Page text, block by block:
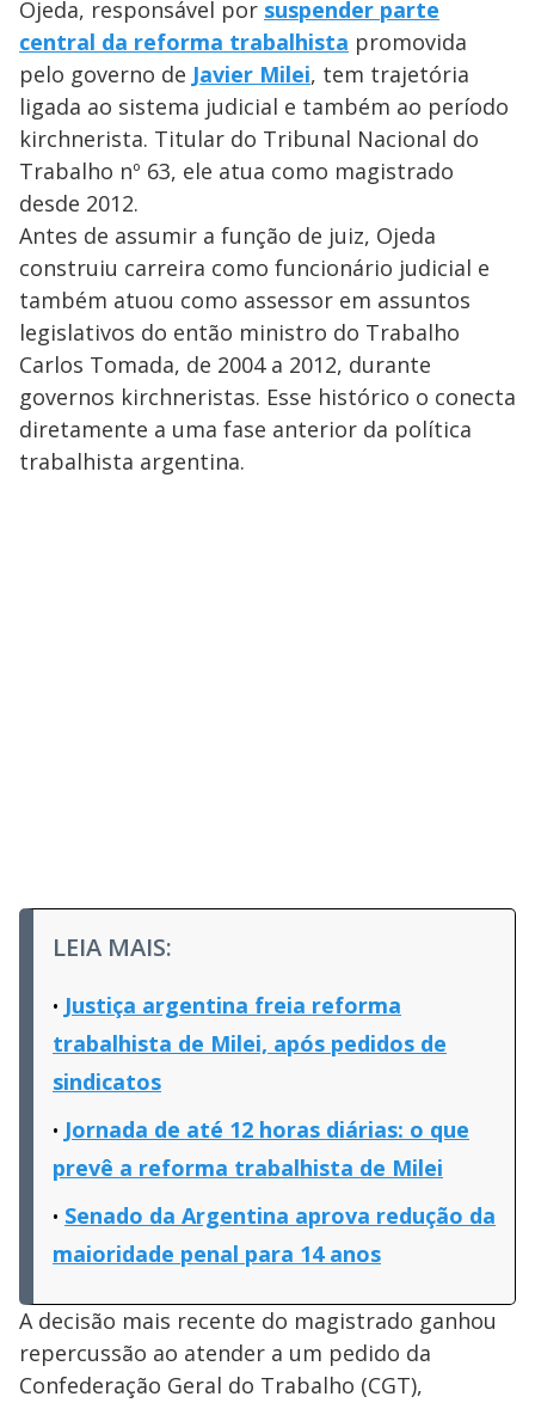
Ojeda, responsável por suspender parte
central da reforma trabalhista promovida
pelo governo de Javier Milei, tem trajetória
ligada ao sistema judicial e também ao período
kirchnerista. Titular do Tribunal Nacional do
Trabalho nº 63, ele atua como magistrado
desde 2012.
Antes de assumir a função de juiz, Ojeda
construiu carreira como funcionário judicial e
também atuou como assessor em assuntos
legislativos do então ministro do Trabalho
Carlos Tomada, de 2004 a 2012, durante
governos kirchneristas. Esse histórico o conecta
diretamente a uma fase anterior da política
trabalhista argentina.
LEIA MAIS:
Justiça argentina freia reforma
trabalhista de Milei, após pedidos de
sindicatos
Jornada de até 12 horas diárias: o que
prevê a reforma trabalhista de Milei
Senado da Argentina aprova redução da
maioridade penal para 14 anos
A decisão mais recente do magistrado ganhou
repercussão ao atender a um pedido da
Confederação Geral do Trabalho (CGT),